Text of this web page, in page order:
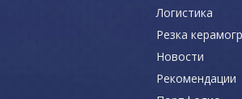
Логистика
Резка
Новости
Рекомендации